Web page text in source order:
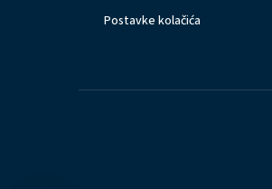
Postavke kolačića